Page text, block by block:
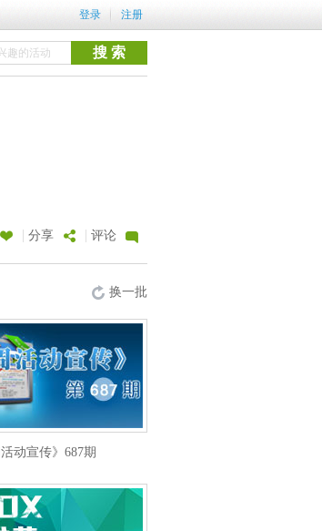
登录 注册
| 分享 | 评论
换一批
活动宣传》687期